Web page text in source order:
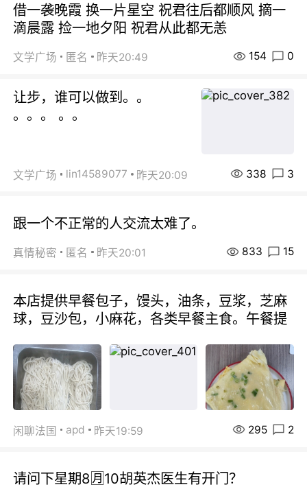
借一袭晚霞 换一片星空 祝君往后都顺风 摘一
滴晨露 捡一地夕阳 祝君从此都无恙
文学广场 匿名 昨天20:49 154 0
让步，谁可以做到。。
。。。 。。
文学广场 lin14589077 昨天20:09 338 3
跟一个不正常的人交流太难了。
真情秘密 匿名 昨天20:01 833 15
本店提供早餐包子，馒头，油条，豆浆，芝麻
球，豆沙包，小麻花，各类早餐主食。午餐提
闲聊法国 apd 昨天19:59 295 2
请问下星期8🈷️10胡英杰医生有开门？